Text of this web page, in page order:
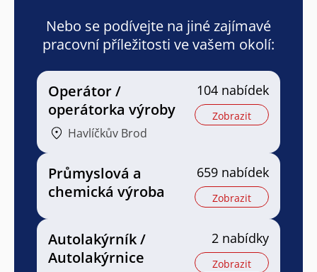
Nebo se podívejte na jiné zajímavé
pracovní příležitosti ve vašem okolí:
Operátor /
operátorka výroby
Havlíčkův Brod
104 nabídek
Zobrazit
Průmyslová a
chemická výroba
659 nabídek
Zobrazit
Autolakýrník /
Autolakýrnice
2 nabídky
Zobrazit